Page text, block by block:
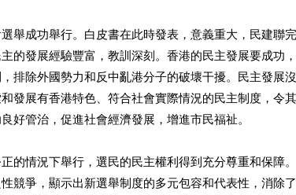
舉成功舉行。白皮書在此時發表，意義重大，民建聯
的發展經驗豐富，教訓深刻。香港的民主發展要成功
排除外國勢力和反中亂港分子的破壞干擾。民主發展
發展有香港特色、符合社會實際情況的民主制度，令
好管治，促進社會經濟發展，增進市民福祉。
的情況下舉行，選民的民主權利得到充分尊重和保障
競爭，顯示出新選舉制度的多元包容和代表性，消除